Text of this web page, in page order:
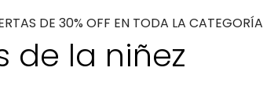
DE 30% OFF EN TODA LA CATEGORÍA
de la niñez